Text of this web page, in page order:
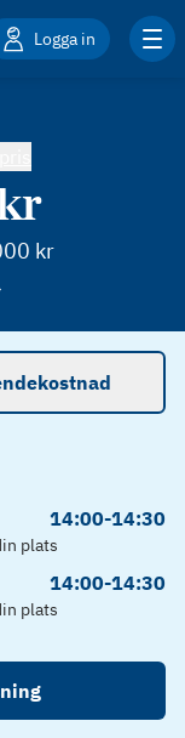
Logga in
kr
14:00-14:30
plats
14:00-14:30
plats